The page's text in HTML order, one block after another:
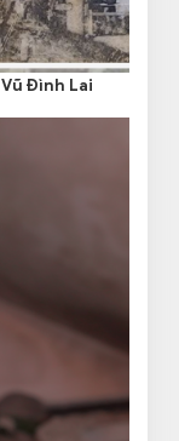
Đình Lai